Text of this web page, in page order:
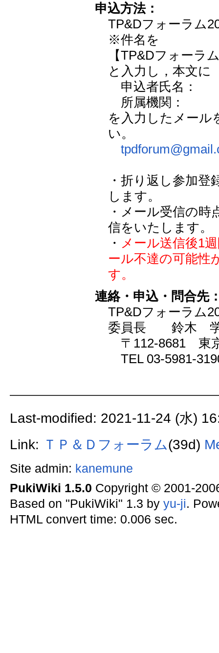
申込方法：
TP&Dフォーラム
※件名を
【TP&Dフォーラ
と入力し，本文に
申込者氏名：
所属機関：
を入力したメール
い。
・折り返し参加
します。
・メール受信の
信をいたします。
・ メール送信後1
ール不達の可能性
す。
連絡・申込・問合先
TP&Dフォーラム
委員長 鈴木
〒112-8681 東
TEL 03-5981-
Last-modified: 2021-11-24 (水)
Link: ＴＰ＆Ｄフォーラム(39d)
Site admin: kanemune
PukiWiki 1.5.0 Copyright © 2001-
Based on "PukiWiki" 1.3 by yu-ji.
HTML convert time: 0.006 sec.